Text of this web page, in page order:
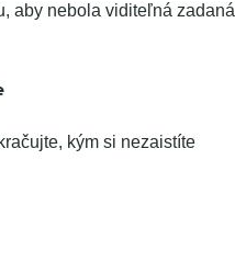
aby nebola viditeľná zadaná
kým si nezaistíte